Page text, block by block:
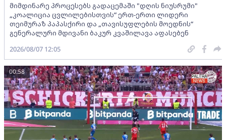
მიმდინარე პროცესებს გადაცემაში "დღის ნიუსრუმი"
„კოალიცია ცვლილებისთვის“ ერთ-ერთი ლიდერი
თეიმურაზ პაპასქირი და „თავისუფლების მოედნის“
გენერალური მდივანი ბაკურ კვაშილავა აფასებენ
2026/08/07 12:05
00:58